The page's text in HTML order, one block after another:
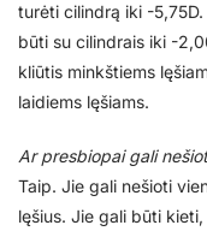
turėti cilindrą iki -
būti su cilindrais iki -
kliūtis minkštiems
laidiems lęšiams.
Ar presbiopai gali
Taip. Jie gali nešioti
lęšius. Jie gali būti